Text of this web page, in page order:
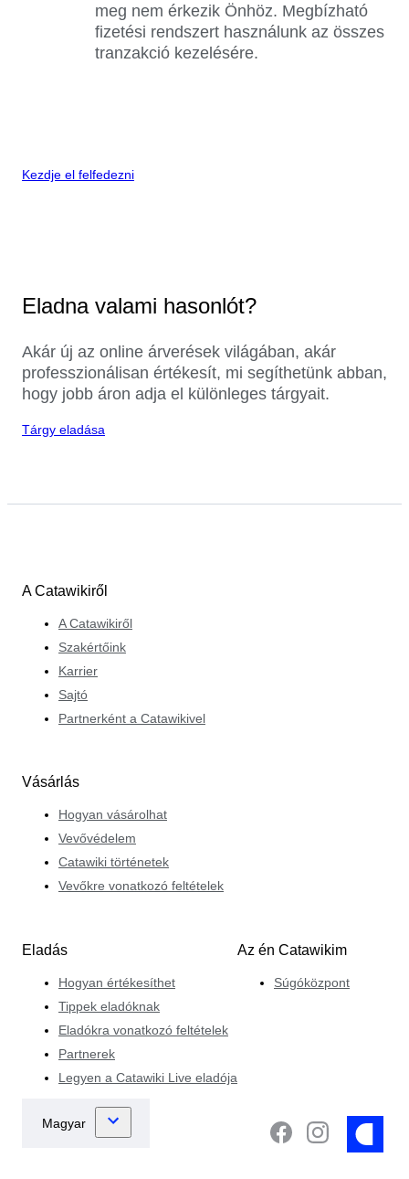
meg nem érkezik Önhöz. Megbízható
fizetési rendszert használunk az összes
tranzakció kezelésére.
Kezdje el felfedezni
Eladna valami hasonlót?
Akár új az online árverések világában, akár
professzionálisan értékesít, mi segíthetünk abban,
hogy jobb áron adja el különleges tárgyait.
Tárgy eladása
A Catawikiről
A Catawikiről
Szakértőink
Karrier
Sajtó
Partnerként a Catawikivel
Vásárlás
Hogyan vásárolhat
Vevővédelem
Catawiki történetek
Vevőkre vonatkozó feltételek
Eladás
Hogyan értékesíthet
Tippek eladóknak
Eladókra vonatkozó feltételek
Partnerek
Legyen a Catawiki Live eladója
Az én Catawikim
Súgóközpont